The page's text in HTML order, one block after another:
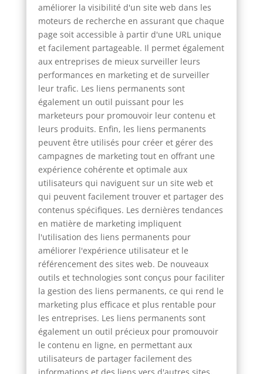
améliorer la visibilité d'un site web dans les
moteurs de recherche en assurant que chaque
page soit accessible à partir d'une URL unique
et facilement partageable. Il permet également
aux entreprises de mieux surveiller leurs
performances en marketing et de surveiller
leur trafic. Les liens permanents sont
également un outil puissant pour les
marketeurs pour promouvoir leur contenu et
leurs produits. Enfin, les liens permanents
peuvent être utilisés pour créer et gérer des
campagnes de marketing tout en offrant une
expérience cohérente et optimale aux
utilisateurs qui naviguent sur un site web et
qui peuvent facilement trouver et partager des
contenus spécifiques. Les dernières tendances
en matière de marketing impliquent
l'utilisation des liens permanents pour
améliorer l'expérience utilisateur et le
référencement des sites web. De nouveaux
outils et technologies sont conçus pour faciliter
la gestion des liens permanents, ce qui rend le
marketing plus efficace et plus rentable pour
les entreprises. Les liens permanents sont
également un outil précieux pour promouvoir
le contenu en ligne, en permettant aux
utilisateurs de partager facilement des